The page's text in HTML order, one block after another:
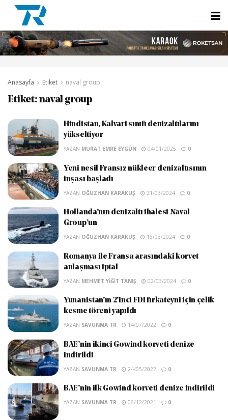
Anasayfa Etiket naval group
Etiket: naval group
Hindistan, Kalvari sınıfı denizaltılarını
yükseltiyor
YAZAN MURAT EMRE EYGÜN 04/01/2025 0
Yeni nesil Fransız nükleer denizaltısının
inşası başladı
YAZAN OĞUZHAN KARAKUŞ 21/03/2024 0
Hollanda’nın denizaltı ihalesi Naval
Group’un
YAZAN OĞUZHAN KARAKUŞ 16/03/2024 0
Romanya ile Fransa arasındaki korvet
anlaşması iptal
YAZAN MEHMET YIĞIT TANIŞ 02/03/2024 0
Yunanistan’ın 2’inci FDI fırkateyni için çelik
kesme töreni yapıldı
YAZAN SAVUNMA TR 14/07/2022 0
BAE’nin ikinci Gowind korveti denize
indirildi
YAZAN SAVUNMA TR 24/05/2022 0
BAE’nin ilk Gowind korveti denize indirildi
YAZAN SAVUNMA TR 06/12/2021 0